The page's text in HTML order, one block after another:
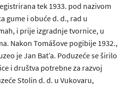
tek 1933. pod nazivom
gume i obuće d. d., rad u
i prije izgradnje tvornice, u
Nakon Tomášove pogibije 1932.,
je Jan Bat’a. Poduzeće se širilo
i društva potrebne za razvoj
Stolin d. d. u Vukovaru,